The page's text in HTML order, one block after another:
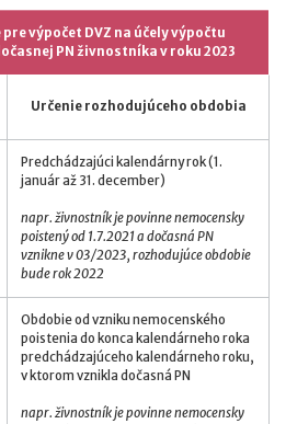
výpočet DVZ na účely výpočtu
PN živnostníka v roku 2023
Určenie rozhodujúceho obdobia
Predchádzajúci kalendárny rok (1.
január až 31. december)
napr. živnostník je povinne nemocensky
poistený od 1.7.2021 a dočasná PN
vznikne v 03/2023, rozhodujúce obdobie
bude rok 2022
Obdobie od vzniku nemocenského
poistenia do konca kalendárneho roka
predchádzajúceho kalendárneho roku,
v ktorom vznikla dočasná PN
napr. živnostník je povinne nemocensky